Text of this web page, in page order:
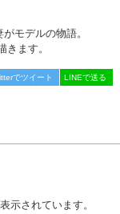
モデルの物語。
ます。
でツイート LINEで送る
示されています。